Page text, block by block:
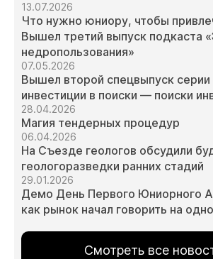
13.07.2026
Что нужно юниору, чтобы
Вышел третий выпуск подкаста
недропользования»
07.05.2026
Вышел второй спецвыпуск
инвестиции в поиски — поиски
28.04.2026
Магия тендерных процедур
06.04.2026
На Съезде геологов обсудили
геологоразведки ранних стадий
29.01.2026
Демо День Первого Юниорного
как рынок начал говорить на
Смотреть все